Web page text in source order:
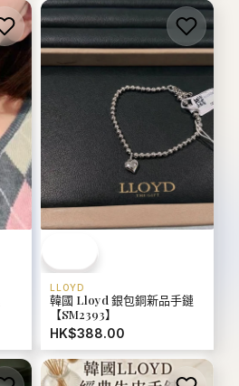
LLOYD
韓國 Lloyd 銀包銅新品手鏈
【SM2393】
HK$388.00